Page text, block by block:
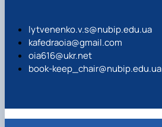
lytvenenko.v.s@nubip.edu.ua
kafedraoia@gmail.com
oia616@ukr.net
book-keep_chair@nubip.edu.ua